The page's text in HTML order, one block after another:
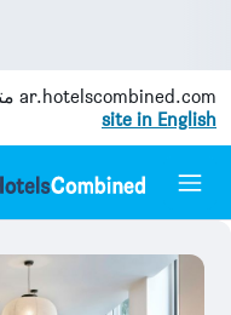
ar.hotelscombined.com
site in English